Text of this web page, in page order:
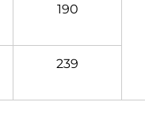
190
239